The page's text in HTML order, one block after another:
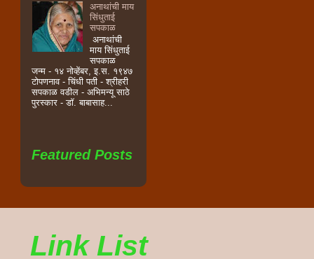
अनाथांची माय
सिंधुताई
सपकाळ
अनाथांची
माय सिंधुताई
सपकाळ
जन्म - १४ नोव्हेंबर, इ.स. १९४७
टोपणनाव - चिंधी पती - श्रीहरी
सपकाळ वडील - अभिमन्यू साठे
पुरस्कार - डॉ. बाबासाह...
Featured Posts
Link List